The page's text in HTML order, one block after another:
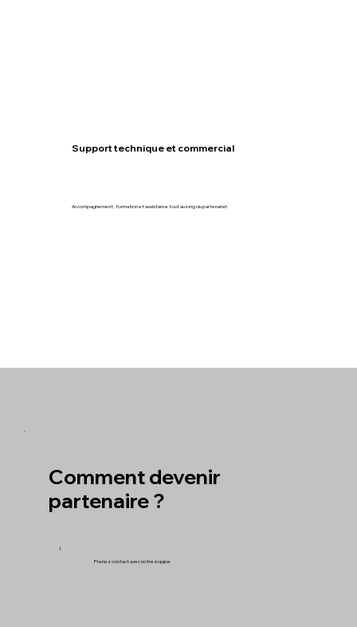
Support technique et commercial
Accompagnement, formation et assistance tout au long du partenariat.
Comment devenir
partenaire ?
1.
Prenez contact avec notre équipe